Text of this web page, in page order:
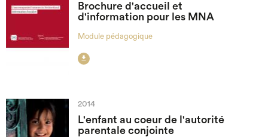
Brochure d'accueil et
d'information pour les MNA
Module pédagogique

2014
L'enfant au coeur de l'autorité
parentale conjointe